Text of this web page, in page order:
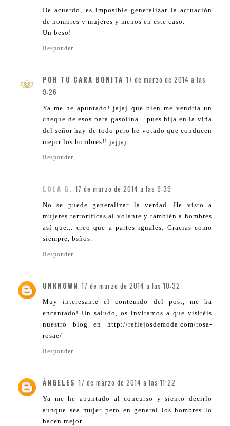
De acuerdo, es imposible generalizar la actuación
de hombres y mujeres y menos en este caso.
Un beso!
Responder
POR TU CARA BONITA 17 de marzo de 2014 a las
9:26
Ya me he apuntado! jajaj que bien me vendría un
cheque de esos para gasolina....pues hija en la viña
del señor hay de todo pero he votado que conducen
mejor los hombres!! jajjaj
Responder
LOLA G. 17 de marzo de 2014 a las 9:39
No se puede generalizar la verdad. He visto a
mujeres terroríficas al volante y también a hombres
así que... creo que a partes iguales. Gracias como
siempre, bsños.
Responder
UNKNOWN 17 de marzo de 2014 a las 10:32
Muy interesante el contenido del post, me ha
encantado! Un saludo, os invitamos a que visitéis
nuestro blog en http://reflejosdemoda.com/rosa-
rosae/
Responder
ÁNGELES 17 de marzo de 2014 a las 11:22
Ya me he apuntado al concurso y siento decirlo
aunque sea mujer pero en general los hombres lo
hacen mejor.